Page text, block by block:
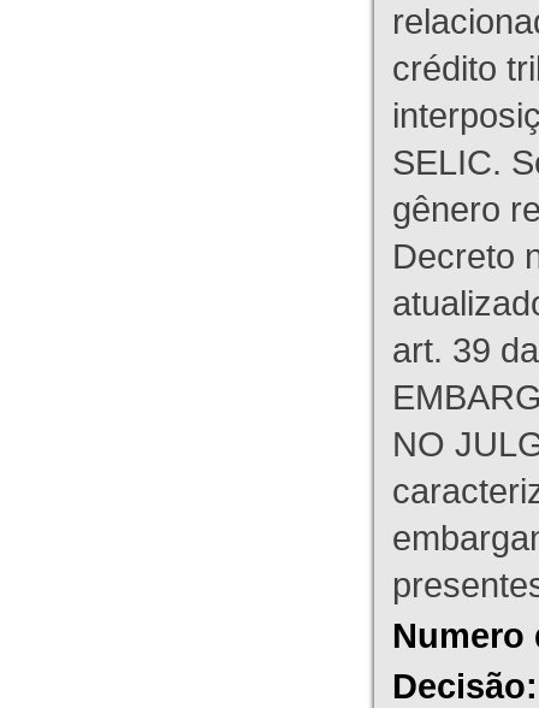
crédito
SELIC.
gênero
Decreto
art. 39
NO
Numero
Decisão: